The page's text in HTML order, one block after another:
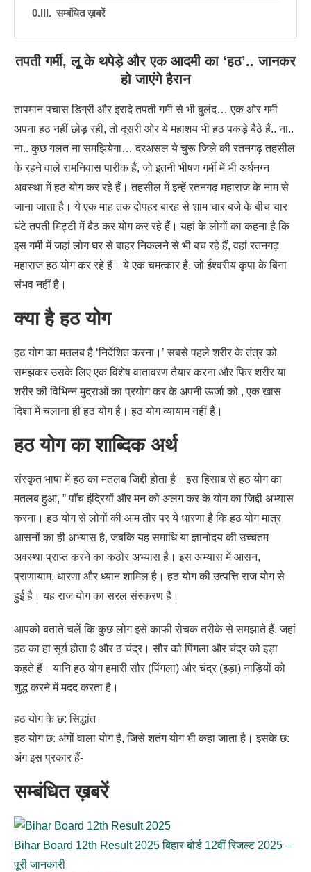
सम्बंधित ख़बरें
तपती गर्मी, लू के थपेड़े और एक आदमी का ‘हठ’.. जानकर
हो जाएंगे हैरान
तापमान पचास डिग्री और इरादे तपती गर्मी से भी बुलंद… एक ओर गर्मी
अपना हठ नहीं छोड़ रही, तो दूसरी ओर ये महाशय भी हठ पकड़े बैठे हैं.. ना..
ना.. कुछ गलत ना समझियेगा… दरअसल ये चुरू जिले की रतनगढ़ तहसील
के रहने वाले रामनिवास पारीक हैं, जो इतनी भीषण गर्मी में भी अर्धनग्न
अवस्था में हठ योग कर रहे हैं। तहसील में इन्हें रतनगढ़ महाराज के नाम से
जाना जाता है। ये एक माह तक दोपहर बारह से शाम चार बजे के बीच चार
घंटे तपती मिट्टी में बैठ कर योग कर रहे हैं। यहां के लोगों का कहना है कि
इस गर्मी में जहां लोग घर से बाहर निकलने से भी बच रहे हैं, वहां रतनगढ़
महाराज हठ योग कर रहे हैं। ये एक चमत्कार है, जो ईश्वरीय कृपा के बिना
संभव नहीं है।
क्या है हठ योग
हठ योग का मतलब है ‘निर्देशित करना।’ सबसे पहले शरीर के तंत्र को
समझकर उसके लिए एक विशेष वातावरण तैयार करना और फिर शरीर या
शरीर की विभिन्न मुद्राओं का प्रयोग कर के अपनी ऊर्जा को , एक खास
दिशा में चलाना ही हठ योग है। हठ योग व्यायाम नहीं है।
हठ योग का शाब्दिक अर्थ
संस्कृत भाषा में हठ का मतलब जिद्दी होता है। इस हिसाब से हठ योग का
मतलब हुआ, ” पाँच इंद्रियों और मन को अलग कर के योग का जिद्दी अभ्यास
करना। हठ योग से लोगों की आम तौर पर ये धारणा है कि हठ योग मात्र
आसनों का ही अभ्यास है, जबकि यह समाधि या ज्ञानोदय की उच्चतम
अवस्था प्राप्त करने का कठोर अभ्यास है। इस अभ्यास में आसन,
प्राणायाम, धारणा और ध्यान शामिल है। हठ योग की उत्पत्ति राज योग से
हुई है। यह राज योग का सरल संस्करण है।
आपको बताते चलें कि कुछ लोग इसे काफी रोचक तरीके से समझाते हैं, जहां
हठ का हा सूर्य होता है और ठ चंद्र। सौर को पिंगला और चंद्र को इड़ा
कहते हैं। यानि हठ योग हमारी सौर (पिंगला) और चंद्र (इड़ा) नाड़ियों को
शुद्ध करने में मदद करता है।
हठ योग के छ: सिद्धांत
हठ योग छ: अंगों वाला योग है, जिसे शतंग योग भी कहा जाता है। इसके छ:
अंग इस प्रकार हैं-
सम्बंधित ख़बरें
Bihar Board 12th Result 2025 बिहार बोर्ड 12वीं रिजल्ट 2025 –
पूरी जानकारी